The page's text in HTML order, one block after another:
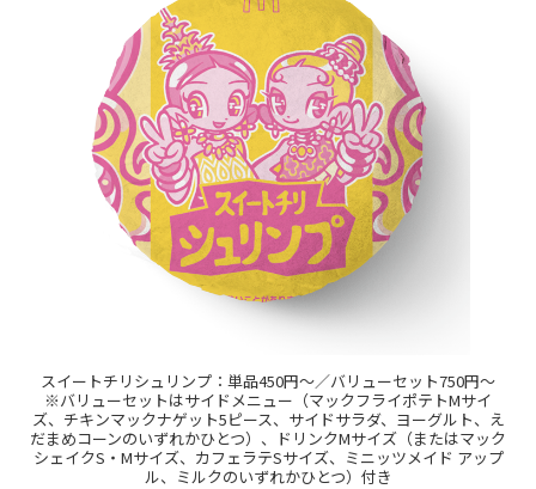
スイートチリシュリンプ：単品450円～／バリューセット750円～
※バリューセットはサイドメニュー（マックフライポテトMサイ
ズ、チキンマックナゲット5ピース、サイドサラダ、ヨーグルト、え
だまめコーンのいずれかひとつ）、ドリンクMサイズ（またはマック
シェイクS・Mサイズ、カフェラテSサイズ、ミニッツメイド アップ
ル、ミルクのいずれかひとつ）付き